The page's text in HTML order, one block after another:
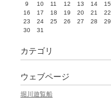
9
10 11 12 13 14
15
16
17 18 19 20 21
22
23
24 25 26 27 28
29
30
31
カテゴリ
ウェブページ
堀川遊覧船